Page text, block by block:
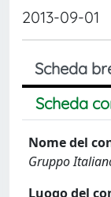
2013-09-01
Scheda
Scheda
Nome del
Gruppo
Luogo del